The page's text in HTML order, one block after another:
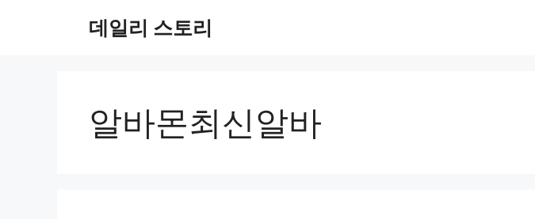
데일리 스토리
알바몬최신알바